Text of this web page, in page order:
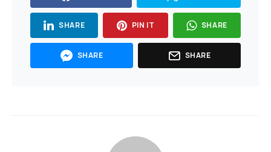
SHARE PIN IT SHARE
SHARE SHARE